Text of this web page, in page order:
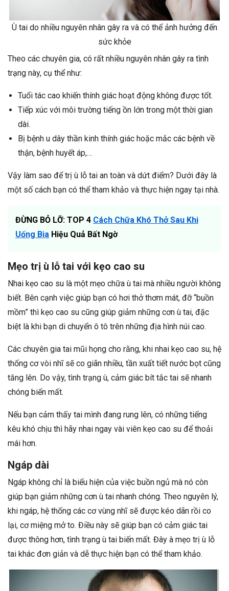
Ù tai do nhiều nguyên nhân gây ra và có thể ảnh hưởng đến
sức khỏe
Theo các chuyên gia, có rất nhiều nguyên nhân gây ra tình
trạng này, cụ thể như:
Tuổi tác cao khiến thính giác hoạt động không được tốt.
Tiếp xúc với môi trường tiếng ồn lớn trong một thời gian
dài.
Bị bệnh u dây thần kinh thính giác hoặc mắc các bệnh về
thận, bệnh huyết áp,…
Vậy làm sao để trị ù lỗ tai an toàn và dứt điểm? Dưới đây là
một số cách bạn có thể tham khảo và thực hiện ngay tại nhà.
ĐỪNG BỎ LỠ: TOP 4 Cách Chữa Khó Thở Sau Khi
Uống Bia Hiệu Quả Bất Ngờ
Mẹo trị ù lỗ tai với kẹo cao su
Nhai kẹo cao su là một mẹo chữa ù tai mà nhiều người không
biết. Bên cạnh việc giúp bạn có hơi thở thơm mát, đỡ “buồn
mồm” thì kẹo cao su cũng giúp giảm những cơn ù tai, đặc
biệt là khi bạn di chuyển ô tô trên những địa hình núi cao.
Các chuyên gia tai mũi họng cho rằng, khi nhai kẹo cao su, hệ
thống cơ vòi nhĩ sẽ co giãn nhiều, tần xuất tiết nước bọt cũng
tăng lên. Do vậy, tình trạng ù, cảm giác bít tắc tai sẽ nhanh
chóng biến mất.
Nếu bạn cảm thấy tai mình đang rung lên, có những tiếng
kêu khó chịu thì hãy nhai ngay vài viên kẹo cao su để thoải
mái hơn.
Ngáp dài
Ngáp không chỉ là biểu hiện của việc buồn ngủ mà nó còn
giúp bạn giảm những cơn ù tai nhanh chóng. Theo nguyên lý,
khi ngáp, hệ thống các cơ vùng nhĩ sẽ được kéo dãn rồi co
lại, cơ miệng mở to. Điều này sẽ giúp bạn có cảm giác tai
được thông hơn, tình trạng ù tai biến mất. Đây à mẹo trị ù lỗ
tai khác đơn giản và dễ thực hiện bạn có thể tham khảo.